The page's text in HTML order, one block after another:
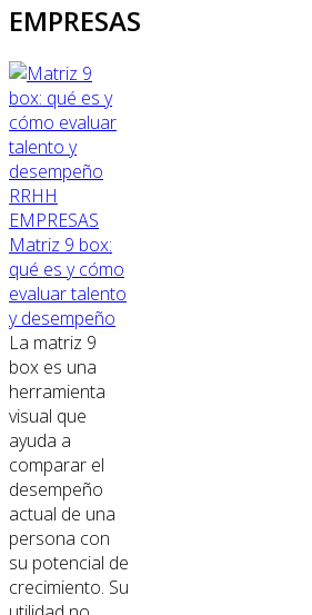
EMPRESAS
RRHH
EMPRESAS
Matriz 9 box:
qué es y cómo
evaluar talento
y desempeño
La matriz 9
box es una
herramienta
visual que
ayuda a
comparar el
desempeño
actual de una
persona con
su potencial de
crecimiento. Su